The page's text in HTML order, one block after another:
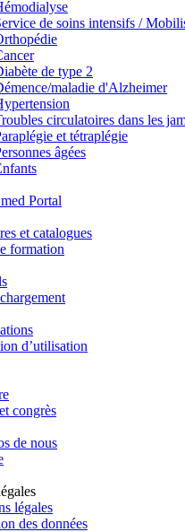
de soins intensifs /
de type 2
maladie d'Alzheimer
circulatoires dans les
et tétraplégie
âgées
Portal
et catalogues
formation
d’utilisation
congrès
de nous
légales
des données